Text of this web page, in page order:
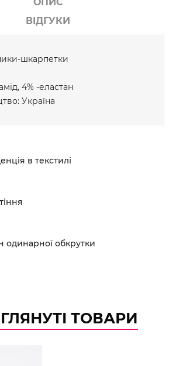
ВІДГУКИ
шкарпетки
4% -еластан
Україна
в текстилі
одинарної обкрутки
ТОВАРИ